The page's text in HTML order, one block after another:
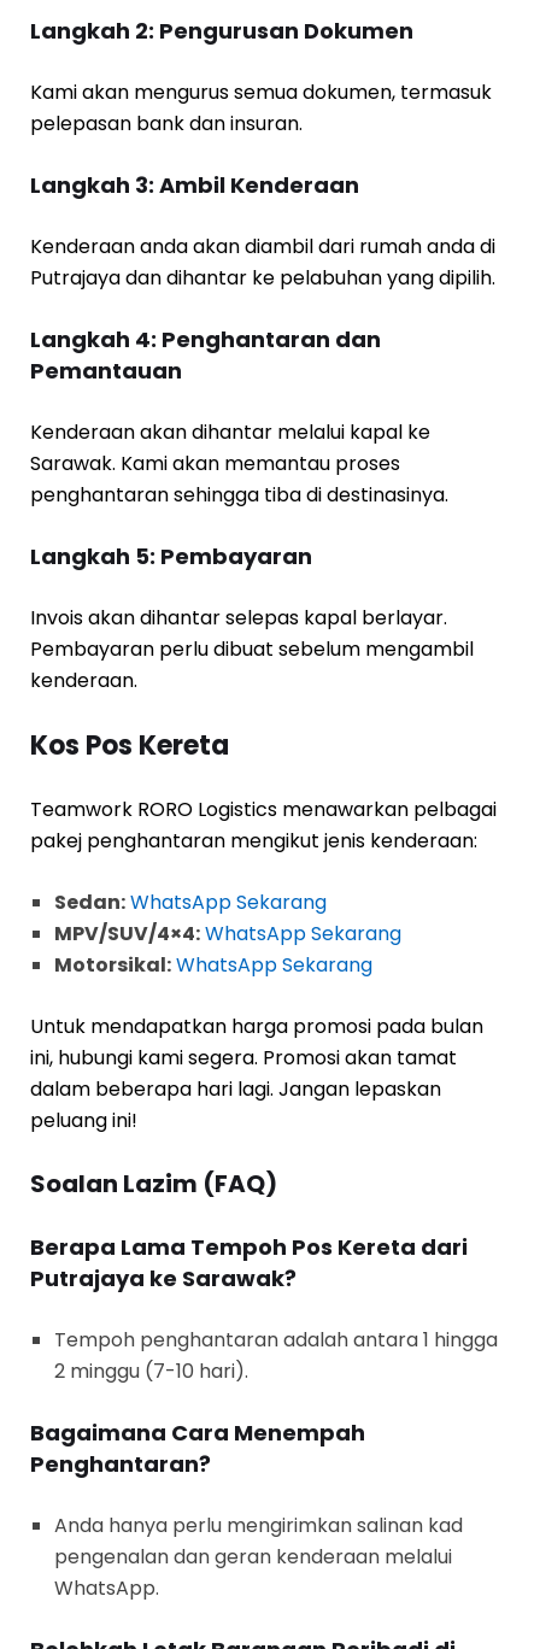
Langkah 2: Pengurusan Dokumen
Kami akan mengurus semua dokumen, termasuk
pelepasan bank dan insuran.
Langkah 3: Ambil Kenderaan
Kenderaan anda akan diambil dari rumah anda di
Putrajaya dan dihantar ke pelabuhan yang dipilih.
Langkah 4: Penghantaran dan
Pemantauan
Kenderaan akan dihantar melalui kapal ke
Sarawak. Kami akan memantau proses
penghantaran sehingga tiba di destinasinya.
Langkah 5: Pembayaran
Invois akan dihantar selepas kapal berlayar.
Pembayaran perlu dibuat sebelum mengambil
kenderaan.
Kos Pos Kereta
Teamwork RORO Logistics menawarkan pelbagai
pakej penghantaran mengikut jenis kenderaan:
Sedan:WhatsApp Sekarang
MPV/SUV/4×4:WhatsApp Sekarang
Motorsikal:WhatsApp Sekarang
Untuk mendapatkan harga promosi pada bulan
ini, hubungi kami segera. Promosi akan tamat
dalam beberapa hari lagi. Jangan lepaskan
peluang ini!
Soalan Lazim (FAQ)
Berapa Lama Tempoh Pos Kereta dari
Putrajaya ke Sarawak?
Tempoh penghantaran adalah antara 1 hingga
2 minggu (7-10 hari).
Bagaimana Cara Menempah
Penghantaran?
Anda hanya perlu mengirimkan salinan kad
pengenalan dan geran kenderaan melalui
WhatsApp.